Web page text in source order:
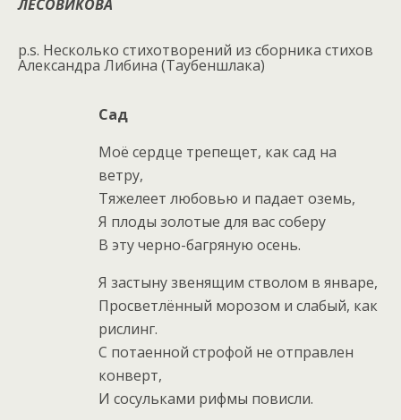
ЛЕСОВИКОВА
p.s. Несколько стихотворений из сборника стихов
Александра Либина (Таубеншлака)
Сад
Моё сердце трепещет, как сад на
ветру,
Тяжелеет любовью и падает оземь,
Я плоды золотые для вас соберу
В эту черно-багряную осень.
Я застыну звенящим стволом в январе,
Просветлённый морозом и слабый, как
рислинг.
С потаенной строфой не отправлен
конверт,
И сосульками рифмы повисли.